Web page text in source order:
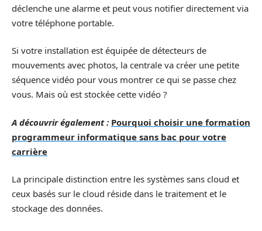
déclenche une alarme et peut vous notifier directement via
votre téléphone portable.
Si votre installation est équipée de détecteurs de
mouvements avec photos, la centrale va créer une petite
séquence vidéo pour vous montrer ce qui se passe chez
vous. Mais où est stockée cette vidéo ?
A découvrir également : Pourquoi choisir une formation
programmeur informatique sans bac pour votre
carrière
La principale distinction entre les systèmes sans cloud et
ceux basés sur le cloud réside dans le traitement et le
stockage des données.